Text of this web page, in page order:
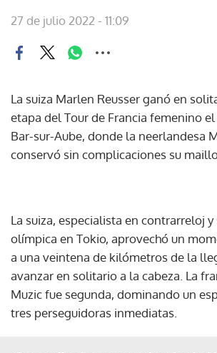
27 de julio 2022 - 11:09
La suiza Marlen Reusser ganó en
etapa del Tour de Francia femenino
Bar-sur-Aube, donde la neerlandesa
conservó sin complicaciones su
La suiza, especialista en contrarreloj
olímpica en Tokio, aprovechó un
a una veintena de kilómetros de la
avanzar en solitario a la cabeza. La
Muzic fue segunda, dominando un
tres perseguidoras inmediatas.